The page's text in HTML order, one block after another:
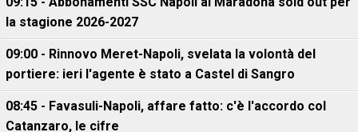
la stagione 2026-2027
09:00 - Rinnovo Meret-Napoli, svelata la volontà del
portiere: ieri l'agente è stato a Castel di Sangro
08:45 - Favasuli-Napoli, affare fatto: c'è l'accordo col
Catanzaro, le cifre